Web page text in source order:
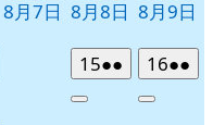
8月7日 8月8日 8月9日
152026
年
●●
件
Close
162026
年
●●
件
Close